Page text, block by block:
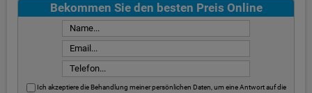
Bekommen Sie den besten Preis Online
Ich akzeptiere die Behandlung meiner persönlichen Daten, um eine Antwort auf die